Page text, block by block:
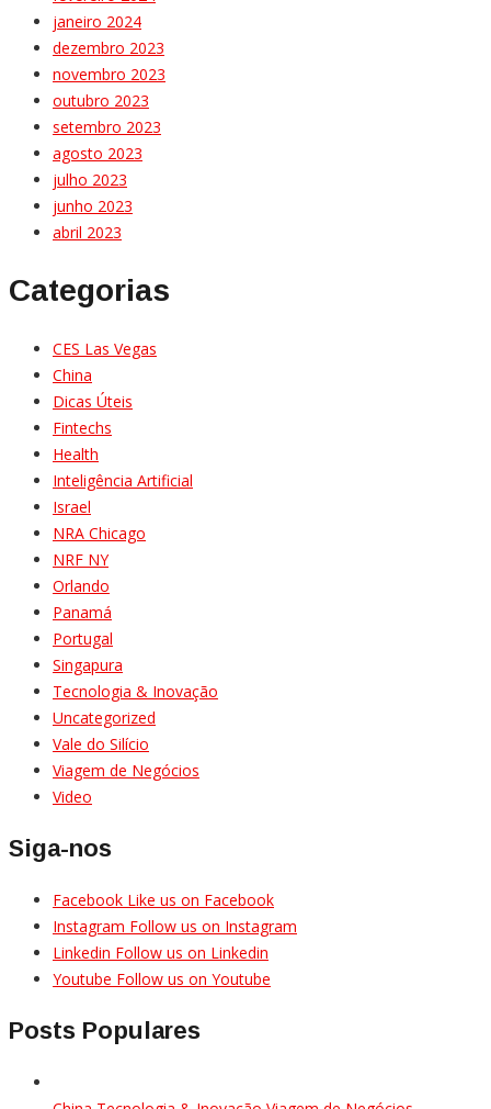
janeiro 2024
dezembro 2023
novembro 2023
outubro 2023
setembro 2023
agosto 2023
julho 2023
junho 2023
abril 2023
Categorias
CES Las Vegas
China
Dicas Úteis
Fintechs
Health
Inteligência Artificial
Israel
NRA Chicago
NRF NY
Orlando
Panamá
Portugal
Singapura
Tecnologia & Inovação
Uncategorized
Vale do Silício
Viagem de Negócios
Video
Siga-nos
Facebook Like us on Facebook
Instagram Follow us on Instagram
Linkedin Follow us on Linkedin
Youtube Follow us on Youtube
Posts Populares